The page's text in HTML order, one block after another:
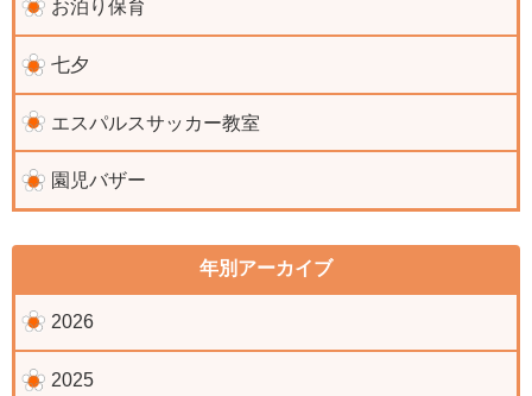
お泊り保育
七夕
エスパルスサッカー教室
園児バザー
年別アーカイブ
2026
2025